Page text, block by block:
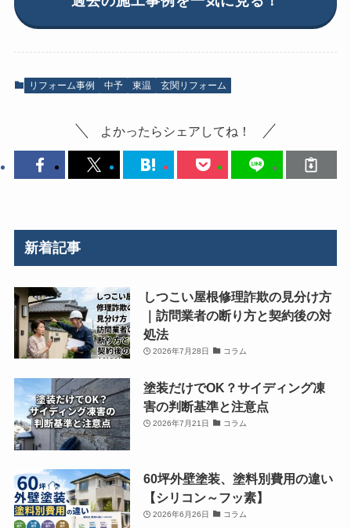
リフォーム事例 中予 東温 玄関リフォーム
よかったらシェアしてね！
新着記事
しつこい屋根修理詐欺の見分け方
｜訪問業者の断り方と契約後の対
処法
2026年7月28日 コラム
塗装だけでOK？サイディング凍
害の判断基準と注意点
2026年7月21日 コラム
60坪外壁塗装、塗料別費用の違い
【シリコン～フッ素】
2026年6月26日 コラム